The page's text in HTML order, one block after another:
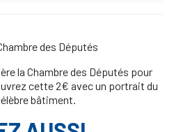
des Députés
la Chambre des Députés pour
cette 2€ avec un portrait du
bâtiment.